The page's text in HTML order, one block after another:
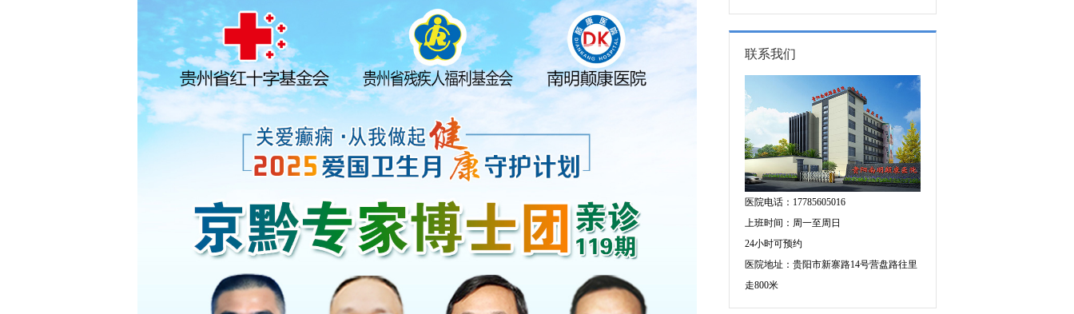
专家空降贵阳亲诊，勿错过！
三甲癫痫名医公益亲诊+检查治疗大
额援助，速约！
联系我们
医院电话：17785605016
上班时间：周一至周日
24小时可预约
医院地址：贵阳市新寨路14号营盘路往里
走800米